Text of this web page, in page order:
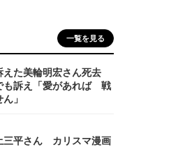
一覧を見る
えた美輪明宏さん死去
も訴え「愛があれば 戦
」
三平さん カリスマ漫画